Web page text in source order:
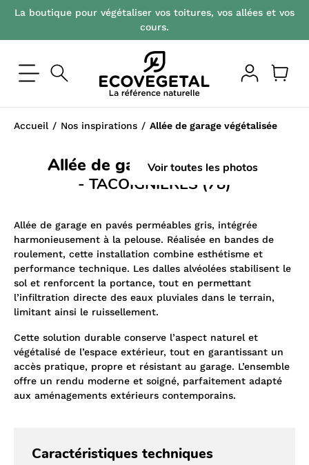
La boutique pour végétaliser vos toitures, vos allées et vos
cours.
Accueil Nos inspirations Allée de garage végétalisée
Allée de garage végétalisée
- TACOIGNIERES (78)
Voir toutes les photos
Allée de garage en pavés perméables gris, intégrée
harmonieusement à la pelouse. Réalisée en bandes de
roulement, cette installation combine esthétisme et
performance technique. Les dalles alvéolées stabilisent le
sol et renforcent la portance, tout en permettant
l’infiltration directe des eaux pluviales dans le terrain,
limitant ainsi le ruissellement.
Cette solution durable conserve l’aspect naturel et
végétalisé de l’espace extérieur, tout en garantissant un
accès pratique, propre et résistant au garage. L’ensemble
offre un rendu moderne et soigné, parfaitement adapté
aux aménagements extérieurs contemporains.
Caractéristiques techniques